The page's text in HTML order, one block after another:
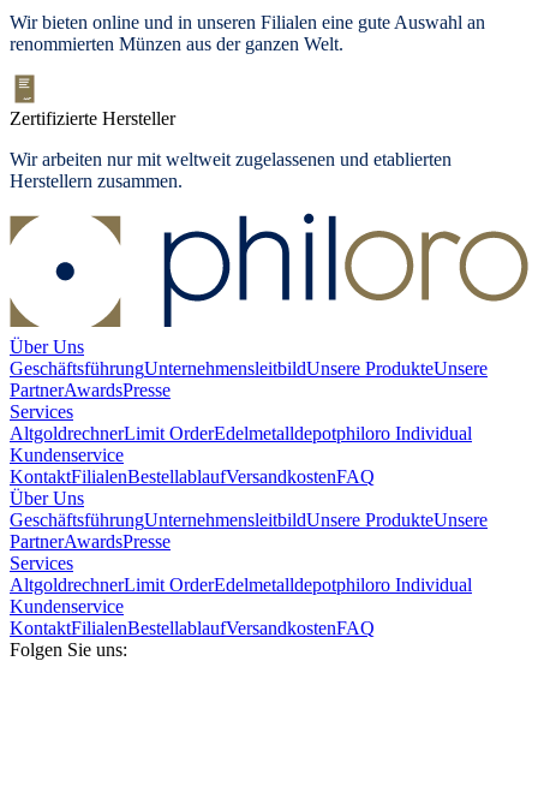
Wir bieten online und in unseren Filialen eine gute Auswahl an
renommierten Münzen aus der ganzen Welt.
Zertifizierte Hersteller
Wir arbeiten nur mit weltweit zugelassenen und etablierten
Herstellern zusammen.
Über Uns
GeschäftsführungUnternehmensleitbildUnsere ProdukteUnsere
PartnerAwardsPresse
Services
AltgoldrechnerLimit OrderEdelmetalldepotphiloro Individual
Kundenservice
KontaktFilialenBestellablaufVersandkostenFAQ
Über Uns
GeschäftsführungUnternehmensleitbildUnsere ProdukteUnsere
PartnerAwardsPresse
Services
AltgoldrechnerLimit OrderEdelmetalldepotphiloro Individual
Kundenservice
KontaktFilialenBestellablaufVersandkostenFAQ
Folgen Sie uns: